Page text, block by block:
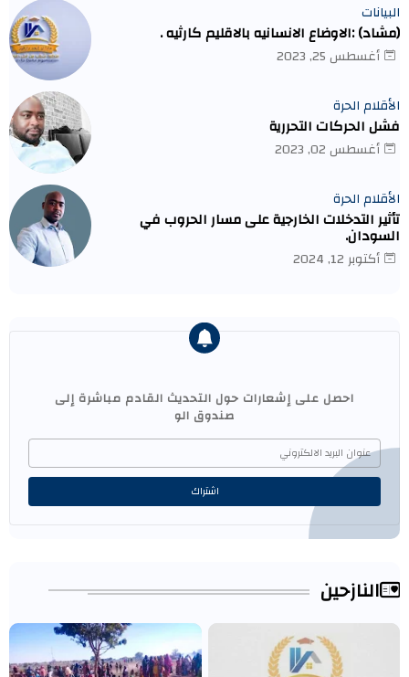
البيانات
(مشاد) :الاوضاع الانسانيه بالاقليم كارثيه .
أغسطس 25, 2023
الأقلام الحرة
فشل الحركات التحررية
أغسطس 02, 2023
الأقلام الحرة
تأثير التدخلات الخارجية على مسار الحروب في
السودان.
أكتوبر 12, 2024
احصل على إشعارات حول التحديث القادم مباشرة إلى
صندوق الو
النازحين